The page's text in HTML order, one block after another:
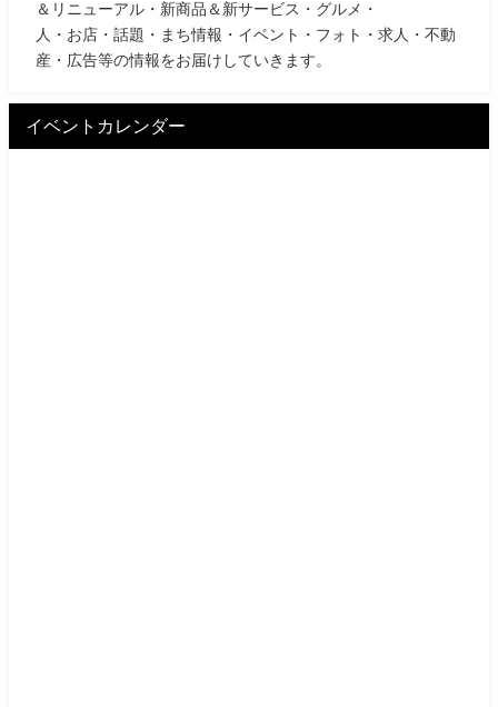
＆リニューアル・新商品＆新サービス・グルメ・
人・お店・話題・まち情報・イベント・フォト・求人・不動
産・広告等の情報をお届けしていきます。
イベントカレンダー